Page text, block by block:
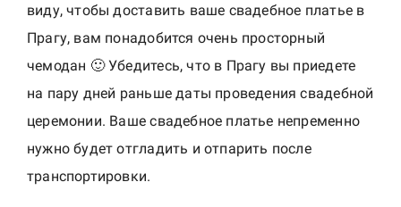
виду, чтобы доставить ваше свадебное платье в
Прагу, вам понадобится очень просторный
чемодан 🙂 Убедитесь, что в Прагу вы приедете
на пару дней раньше даты проведения свадебной
церемонии. Ваше свадебное платье непременно
нужно будет отгладить и отпарить после
транспортировки.